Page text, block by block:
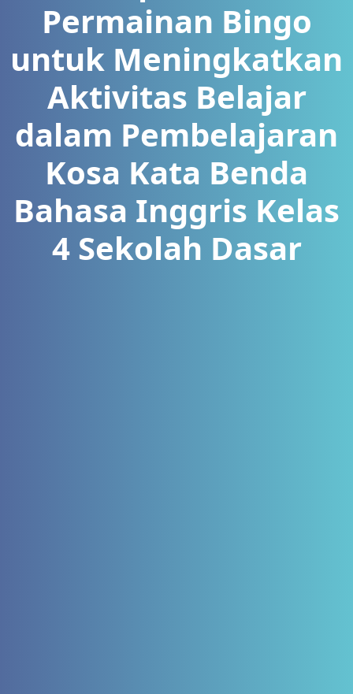
Permainan Bingo
untuk Meningkatkan
Aktivitas Belajar
dalam Pembelajaran
Kosa Kata Benda
Bahasa Inggris Kelas
4 Sekolah Dasar